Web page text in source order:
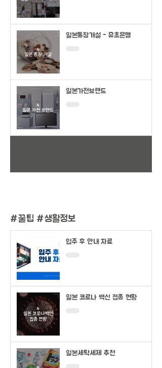
일본통장개설 - 유초은행
일본가전브랜드
#꿀팁 #생활정보
입주 후 안내 자료
일본 코로나 백신 접종 현황
일본세탁세제 추천